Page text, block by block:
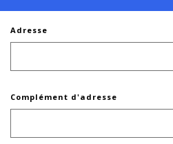
Adresse
Complément d'adresse